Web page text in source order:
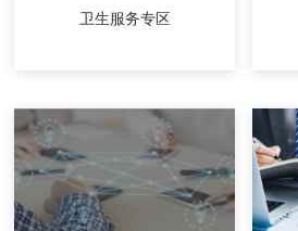
卫生服务专区